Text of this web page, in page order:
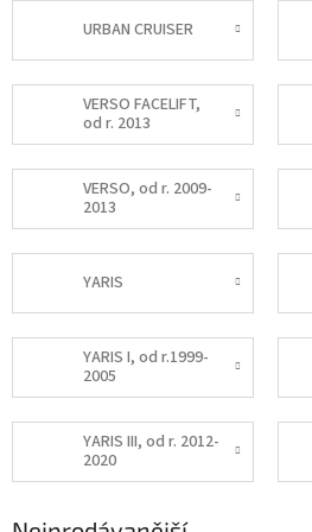
URBAN CRUISER
VERSO FACELIFT,
od r. 2013
VERSO, od r. 2009-
2013
YARIS
YARIS I, od r.1999-
2005
YARIS III, od r. 2012-
2020